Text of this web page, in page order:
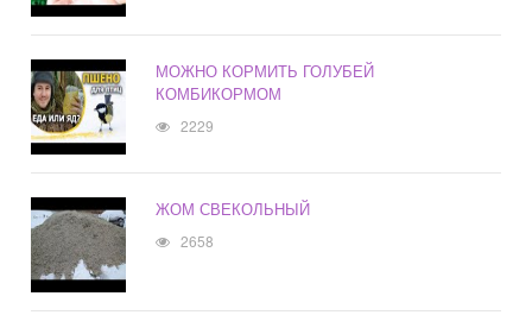
МОЖНО КОРМИТЬ ГОЛУБЕЙ
КОМБИКОРМОМ
2229
ЖОМ СВЕКОЛЬНЫЙ
2658